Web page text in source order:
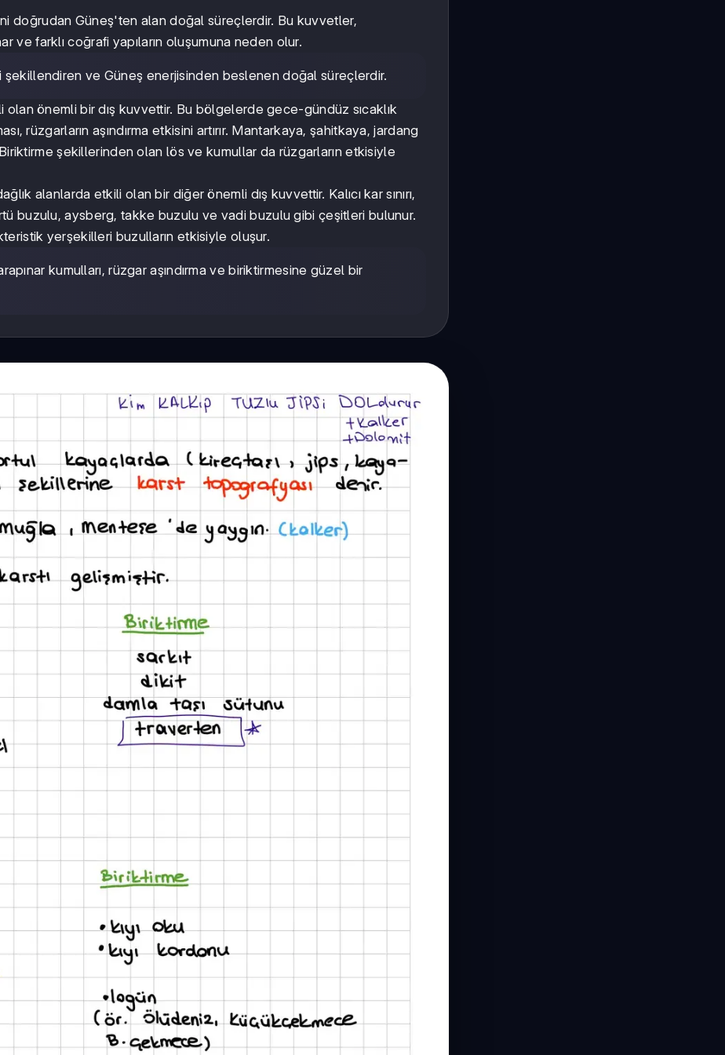
doğrudan Güneş'ten alan doğal süreçlerdir. Bu kuvvetler,
farklı coğrafi yapıların oluşumuna neden olur.
şekillendiren ve Güneş enerjisinden beslenen doğal süreçlerdir.
önemli bir dış kuvvettir. Bu bölgelerde gece-gündüz sıcaklık
rüzgarların aşındırma etkisini artırır. Mantarkaya, şahitkaya, jardang
şekillerinden olan lös ve kumullar da rüzgarların etkisiyle
alanlarda etkili olan bir diğer önemli dış kuvvettir. Kalıcı kar sınırı,
buzulu, aysberg, takke buzulu ve vadi buzulu gibi çeşitleri bulunur.
yerşekilleri buzulların etkisiyle oluşur.
kumulları, rüzgar aşındırma ve biriktirmesine güzel bir